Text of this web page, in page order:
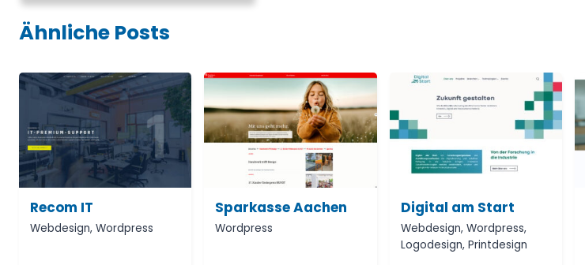
Ähnliche Posts
Recom IT
Webdesign, Wordpress
Sparkasse Aachen
Wordpress
Digital am Start
Webdesign, Wordpress,
Logodesign, Printdesign